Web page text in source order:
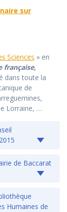
sur
Sciences » en
française,
dans toute la
de
Lorraine, …
de Baccarat
Humaines de